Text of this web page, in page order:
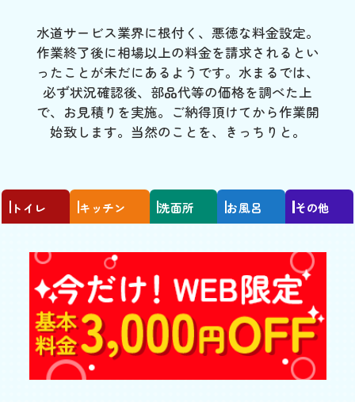
水道サービス業界に根付く、悪徳な料金設定。
作業終了後に相場以上の料金を請求されるとい
ったことが未だにあるようです。水まるでは、
必ず状況確認後、部品代等の価格を調べた上
で、お見積りを実施。ご納得頂けてから作業開
始致します。当然のことを、きっちりと。
トイレ キッチン 洗面所 お風呂 その他